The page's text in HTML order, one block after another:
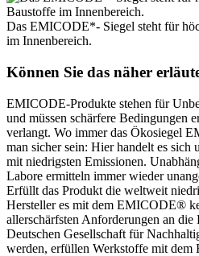
Das EMICODE*- Siegel steht für
im Innenbereich.
Können Sie das näher
EMICODE-Produkte stehen für
und müssen schärfere Bedingungen
verlangt. Wo immer das Ökosiegel
man sicher sein: Hier handelt es sich
mit niedrigsten Emissionen.
Labore ermitteln immer wieder
Erfüllt das Produkt die weltweit
Hersteller es mit dem EMICODE®
allerschärfsten Anforderungen an
Deutschen Gesellschaft für
werden, erfüllen Werkstoffe mit